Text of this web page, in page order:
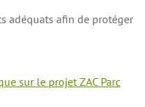
adéquats afin de protéger
sur le projet ZAC Parc